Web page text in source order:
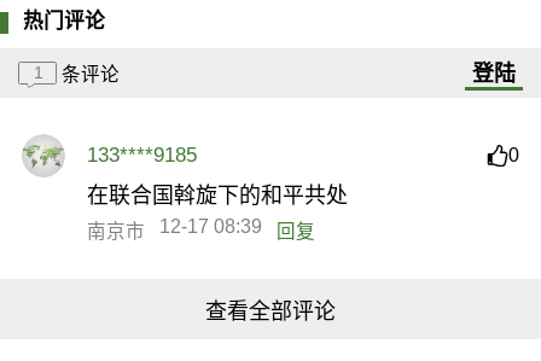
热门评论
1 条评论 登陆
133****9185 0
在联合国斡旋下的和平共处
南京市 12-17 08:39 回复
查看全部评论